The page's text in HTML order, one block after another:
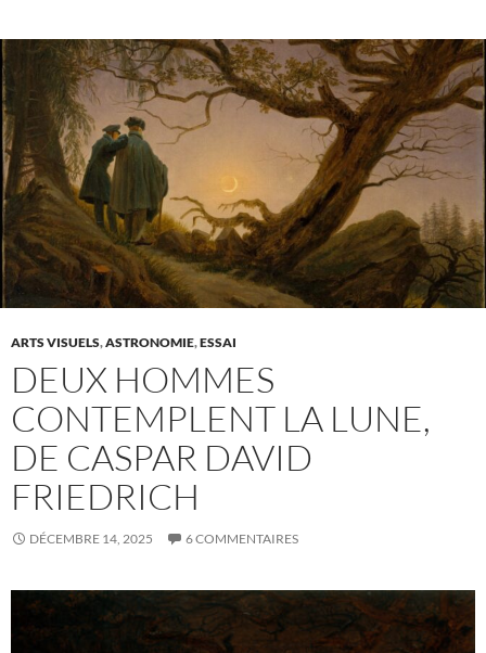
ARTS VISUELS,ASTRONOMIE,ESSAI
DEUX HOMMES
CONTEMPLENT LA LUNE,
DE CASPAR DAVID
FRIEDRICH
DÉCEMBRE 14, 2025 6 COMMENTAIRES